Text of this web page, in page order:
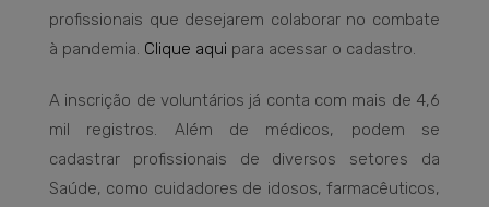
profissionais que desejarem colaborar no combate
à pandemia. Clique aqui para acessar o cadastro.
A inscrição de voluntários já conta com mais de 4,6
mil registros. Além de médicos, podem se
cadastrar profissionais de diversos setores da
Saúde, como cuidadores de idosos, farmacêuticos,